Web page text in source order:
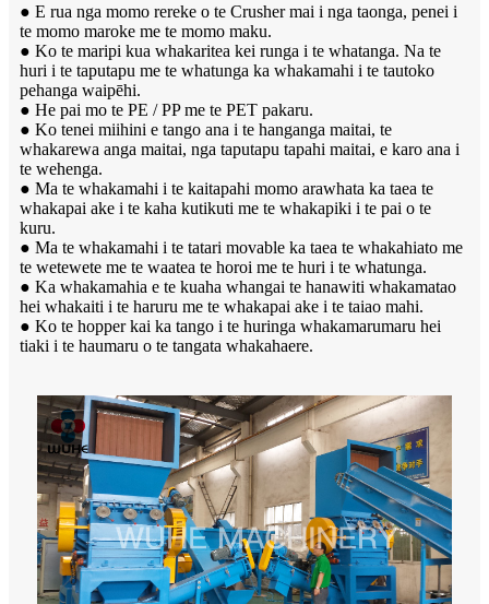
● E rua nga momo rereke o te Crusher mai i nga taonga, penei i
te momo maroke me te momo maku.
● Ko te maripi kua whakaritea kei runga i te whatanga. Na te
huri i te taputapu me te whatunga ka whakamahi i te tautoko
pehanga waipēhi.
● He pai mo te PE / PP me te PET pakaru.
● Ko tenei miihini e tango ana i te hanganga maitai, te
whakarewa anga maitai, nga taputapu tapahi maitai, e karo ana i
te wehenga.
● Ma te whakamahi i te kaitapahi momo arawhata ka taea te
whakapai ake i te kaha kutikuti me te whakapiki i te pai o te
kuru.
● Ma te whakamahi i te tatari movable ka taea te whakahiato me
te wetewete me te waatea te horoi me te huri i te whatunga.
● Ka whakamahia e te kuaha whangai te hanawiti whakamatao
hei whakaiti i te haruru me te whakapai ake i te taiao mahi.
● Ko te hopper kai ka tango i te huringa whakamarumaru hei
tiaki i te haumaru o te tangata whakahaere.